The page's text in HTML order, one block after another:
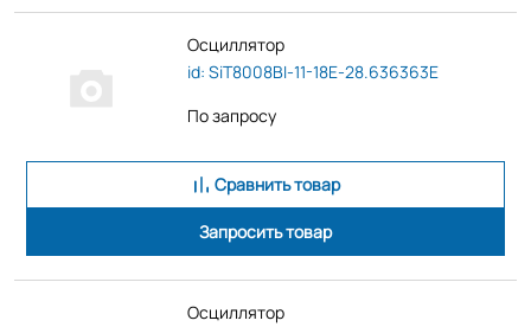
Осциллятор
id: SiT8008BI-11-18E-28.636363E
По запросу
Сравнить товар
Запросить товар
Осциллятор